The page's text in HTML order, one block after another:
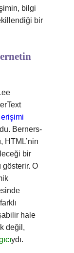
bilgi
bir
Berners-
HTML’nin
bir
gösterir. O
hale
değil,
ydı.